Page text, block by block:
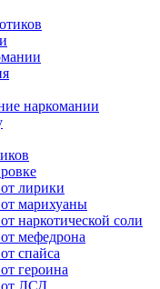
наркомании
лирики
марихуаны
наркотической соли
мефедрона
спайса
героина
от ЛСД